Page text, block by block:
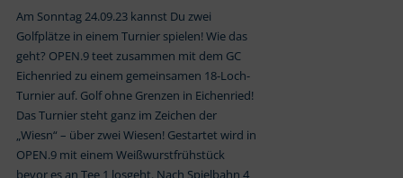
Am Sonntag 24.09.23 kannst Du zwei
Golfplätze in einem Turnier spielen! Wie das
geht? OPEN.9 teet zusammen mit dem GC
Eichenried zu einem gemeinsamen 18-Loch-
Turnier auf. Golf ohne Grenzen in Eichenried!
Das Turnier steht ganz im Zeichen der
„Wiesn“ – über zwei Wiesen! Gestartet wird in
OPEN.9 mit einem Weißwurstfrühstück
bevor es an Tee 1 losgeht. Nach Spielbahn 4